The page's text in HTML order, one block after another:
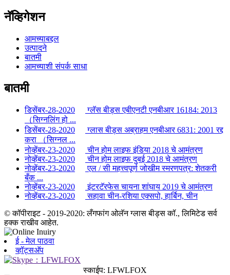
नॅव्हिगेशन
आमच्याबद्दल
उत्पादने
बातमी
आमच्याशी संपर्क साधा
बातमी
डिसेंबर-28-2020
ग्लॅस बीड्स एबीएनटी एनबीआर 16184: 2013
（सिग्नलिंग हो ...
डिसेंबर-28-2020
ग्लास बीड्स अब्राहम एनबीआर 6831: 2001 रद्द
करा （सिग्नल ...
नोव्हेंबर-23-2020
चीन होम लाइफ इंडिया 2018 चे आमंत्रण
नोव्हेंबर-23-2020
चीन होम लाइफ दुबई 2018 चे आमंत्रण
नोव्हेंबर-23-2020
एल / सी महत्त्वपूर्ण जोखीम स्मरणपत्र: शेतकरी
बँक ...
नोव्हेंबर-23-2020
इंटरटॅरफेस चायना शांघाय 2019 चे आमंत्रण
नोव्हेंबर-23-2020
सहावा चीन-रशिया एक्सपो, हार्बिन, चीन
© कॉपीराइट - 2019-2020: लँगफांग ओलॅन ग्लास बीड्स कॉ., लिमिटेड सर्व
हक्क राखीव आहेत.
ई - मेल पाठवा
व्हॉट्सअ‍ॅप
स्काईप: LFWLFOX